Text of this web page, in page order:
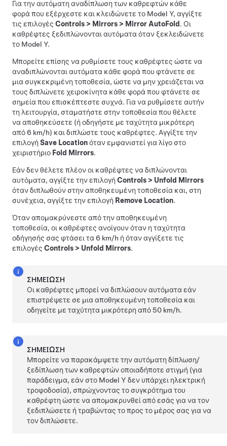
Για την αυτόματη αναδίπλωση των καθρεφτών κάθε
φορά που εξέρχεστε και κλειδώνετε το Model Y, αγγίξτε
τις επιλογές Controls > Mirrors > Mirror AutoFold . Οι
καθρέφτες ξεδιπλώνονται αυτόματα όταν ξεκλειδώνετε
το Model Y.
Μπορείτε επίσης να ρυθμίσετε τους καθρέφτες ώστε να
αναδιπλώνονται αυτόματα κάθε φορά που φτάνετε σε
μια συγκεκριμένη τοποθεσία, ώστε να μην χρειάζεται να
τους διπλώνετε χειροκίνητα κάθε φορά που φτάνετε σε
σημεία που επισκέπτεστε συχνά. Για να ρυθμίσετε αυτήν
τη λειτουργία, σταματήστε στην τοποθεσία που θέλετε
να αποθηκεύσετε (ή οδηγήστε με ταχύτητα μικρότερη
από 6 km/h) και διπλώστε τους καθρέφτες. Αγγίξτε την
επιλογή Save Locationόταν εμφανιστεί για λίγο στο
χειριστήριο Fold Mirrors.
Εάν δεν θέλετε πλέον οι καθρέφτες να διπλώνονται
αυτόματα, αγγίξτε την επιλογή Controls > Unfold Mirrors
όταν διπλωθούν στην αποθηκευμένη τοποθεσία και, στη
συνέχεια, αγγίξτε την επιλογή Remove Location.
Όταν απομακρύνεστε από την αποθηκευμένη
τοποθεσία, οι καθρέφτες ανοίγουν όταν η ταχύτητα
οδήγησής σας φτάσει τα 6 km/h ή όταν αγγίξετε τις
επιλογές Controls > Unfold Mirrors.
ΣΗΜΕΊΩΣΗ
Οι καθρέφτες μπορεί να διπλώσουν αυτόματα εάν
επιστρέψετε σε μια αποθηκευμένη τοποθεσία και
οδηγείτε με ταχύτητα μικρότερη από 50 km/h.
ΣΗΜΕΊΩΣΗ
Μπορείτε να παρακάμψετε την αυτόματη δίπλωση/
ξεδίπλωση των καθρεφτών οποιαδήποτε στιγμή (για
παράδειγμα, εάν στο Model Y δεν υπάρχει ηλεκτρική
τροφοδοσία), σπρώχνοντας το συγκρότημα του
καθρέφτη ώστε να απομακρυνθεί από εσάς για να τον
ξεδιπλώσετε ή τραβώντας το προς το μέρος σας για να
τον διπλώσετε.